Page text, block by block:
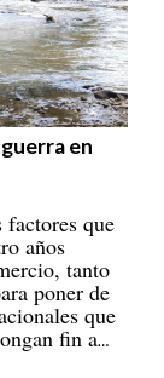
en
que
años
tanto
poner de
que
fin a